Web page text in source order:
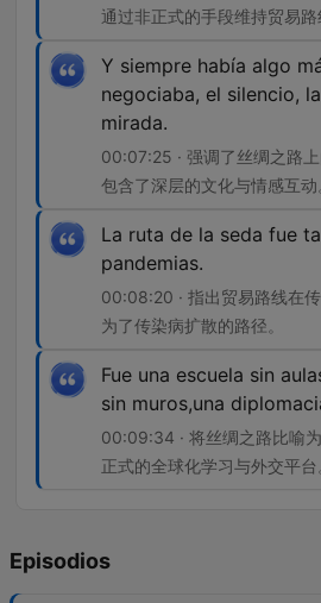
通过非正式的手段维持贸易路
Y siempre había algo
negociaba, el silencio,
mirada.
00:07:25 · 强调了丝绸之路
包含了深层的文化与情感互动
La ruta de la seda fue
pandemias.
00:08:20 · 指出贸易路线在
为了传染病扩散的路径。
Fue una escuela sin
sin muros,una
00:09:34 · 将丝绸之路比喻
正式的全球化学习与外交平台
Episodios